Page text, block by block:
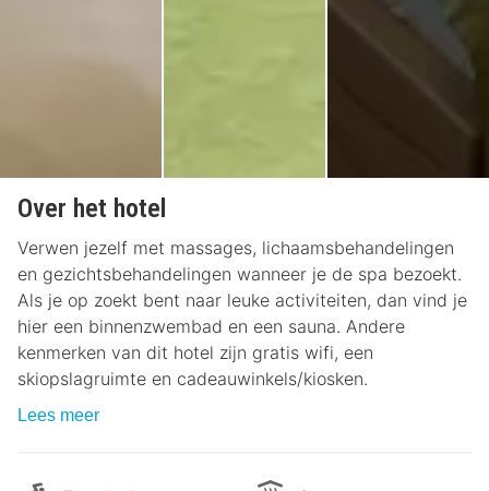
Over het hotel
Verwen jezelf met massages, lichaamsbehandelingen
en gezichtsbehandelingen wanneer je de spa bezoekt.
Als je op zoekt bent naar leuke activiteiten, dan vind je
hier een binnenzwembad en een sauna. Andere
kenmerken van dit hotel zijn gratis wifi, een
skiopslagruimte en cadeauwinkels/kiosken.
Lees meer